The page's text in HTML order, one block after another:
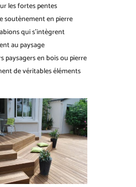
les fortes pentes
soutènement en pierre
qui s’intègrent
au paysage
paysagers en bois ou pierre
de véritables éléments